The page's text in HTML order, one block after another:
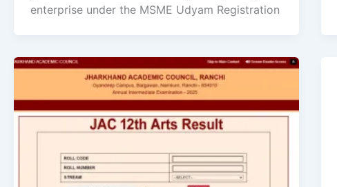
enterprise under the MSME Udyam Registration